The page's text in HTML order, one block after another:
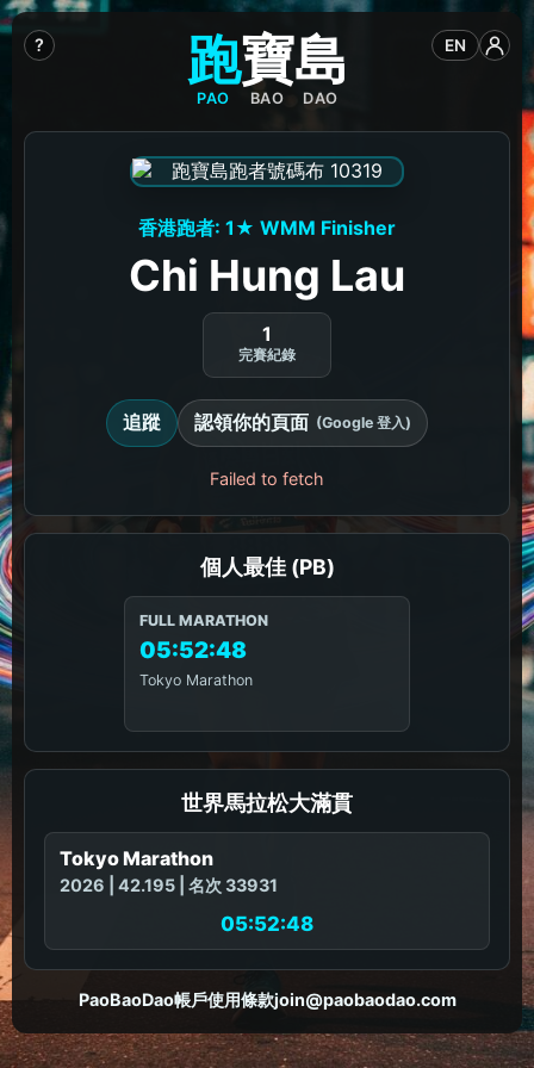
? EN
跑
PAO
寶
BAO
島
DAO
香港跑者: 1★ WMM Finisher
Chi Hung Lau
1
完賽紀錄
追蹤 認領你的頁面 (Google 登入)
Failed to fetch
個人最佳 (PB)
FULL MARATHON
05:52:48
Tokyo Marathon
世界馬拉松大滿貫
Tokyo Marathon
2026 | 42.195 | 名次 33931
05:52:48
PaoBaoDao帳戶使用條款join@paobaodao.com